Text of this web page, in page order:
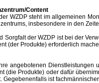
Content
steht im allgemeinen
insbesondere in den
der WZDP ist bei der
(der Produkte) erforderlich
Dienstleistungen
(die Produkte) oder dafür
Gegebenenfalls ist